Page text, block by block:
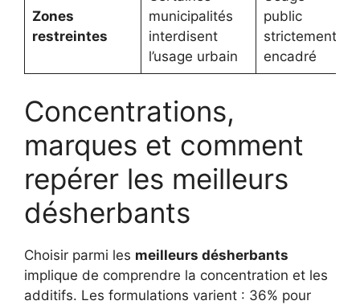
Zones
restreintes
municipalités
interdisent
l’usage urbain
public
strictement
encadré
Concentrations,
marques et comment
repérer les meilleurs
désherbants
Choisir parmi les meilleurs désherbants
implique de comprendre la concentration et les
additifs. Les formulations varient : 36% pour